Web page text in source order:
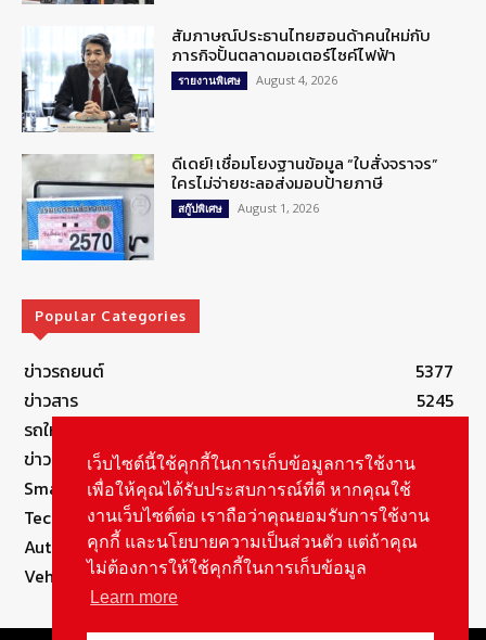
สัมภาษณ์ประธานไทยฮอนด้าคนใหม่กับ
ภารกิจปั้นตลาดมอเตอร์ไซค์ไฟฟ้า
รายงานพิเศษ August 4, 2026
ดีเดย์! เชื่อมโยงฐานข้อมูล “ใบสั่งจราจร”
ใครไม่จ่ายชะลอส่งมอบป้ายภาษี
สกู๊ปพิเศษ August 1, 2026
Popular Categories
ข่าวรถยนต์
5377
ข่าวสาร
5245
รถใหม่
ข่าวประชาสัมพันธ์
Smart Life
Technology
Autolife Lifestyle
Vehicle
เว็บไซต์นี้ใช้คุกกี้ในการเก็บข้อมูลการใช้งาน
เพื่อให้คุณได้รับประสบการณ์ที่ดี หากคุณใช้
งานเว็บไซต์ต่อ เราถือว่าคุณยอมรับการใช้งาน
คุกกี้ และนโยบายความเป็นส่วนตัว แต่ถ้าคุณ
ไม่ต้องการให้ใช้คุกกี้ในการเก็บข้อมูล
Learn more